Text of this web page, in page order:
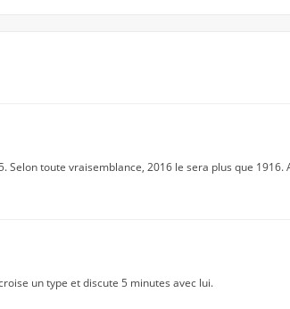
toute vraisemblance, 2016 le sera plus que 1916.
un type et discute 5 minutes avec lui.